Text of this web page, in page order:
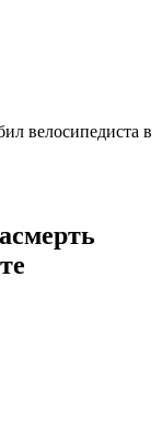
велосипедиста в